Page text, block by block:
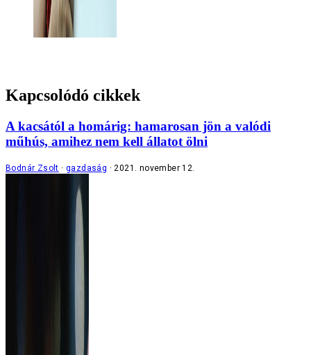
Kapcsolódó cikkek
A kacsától a homárig: hamarosan jön a valódi
műhús, amihez nem kell állatot ölni
Bodnár Zsolt gazdaság 2021. november 12.